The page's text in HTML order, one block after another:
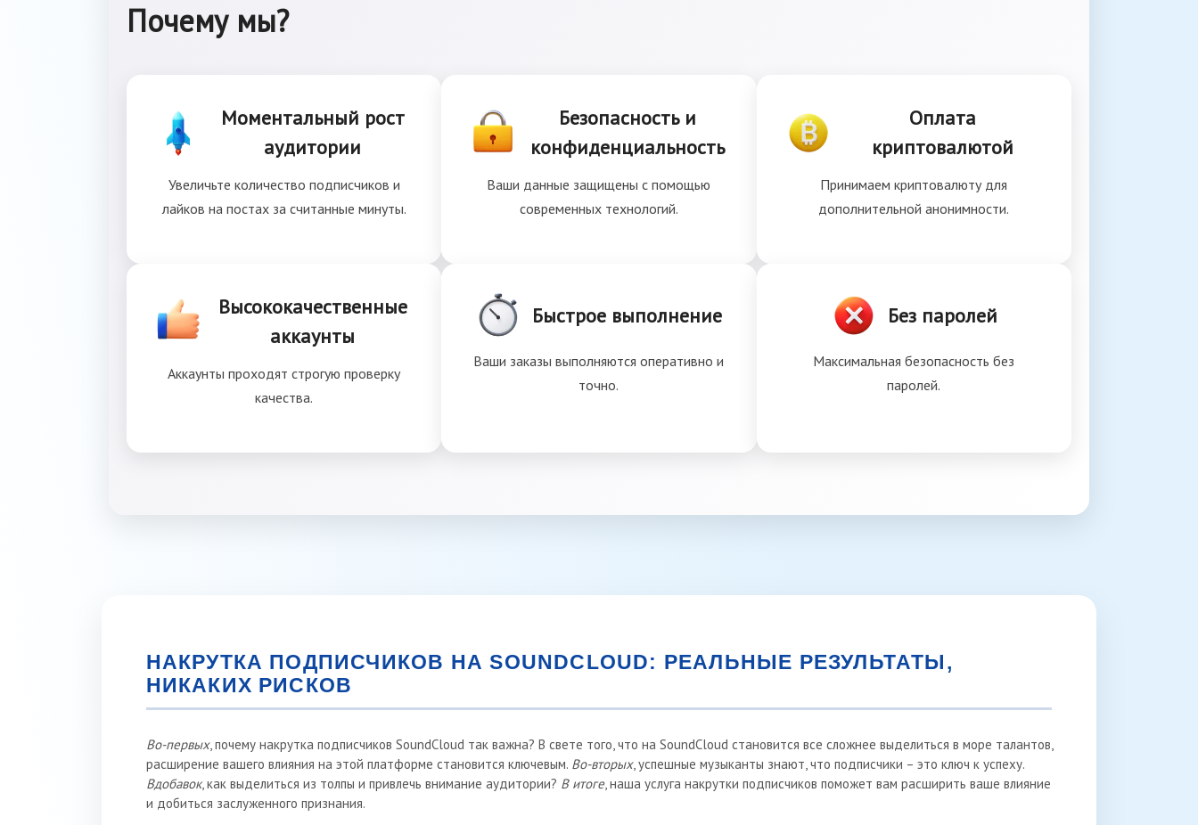
Почему мы?
Моментальный рост
аудитории
Увеличьте количество подписчиков и
лайков на постах за считанные минуты.
Безопасность и
конфиденциальность
Ваши данные защищены с помощью
современных технологий.
Оплата
криптовалютой
Принимаем криптовалюту для
дополнительной анонимности.
Высококачественные
аккаунты
Аккаунты проходят строгую проверку
качества.
Быстрое выполнение
Ваши заказы выполняются оперативно и
точно.
Без паролей
Максимальная безопасность без
паролей.
НАКРУТКА ПОДПИСЧИКОВ НА SOUNDCLOUD: РЕАЛЬНЫЕ РЕЗУЛЬТАТЫ,
НИКАКИХ РИСКОВ
Во-первых, почему накрутка подписчиков SoundCloud так важна? В свете того, что на SoundCloud становится все сложнее выделиться в море талантов,
расширение вашего влияния на этой платформе становится ключевым. Во-вторых, успешные музыканты знают, что подписчики – это ключ к успеху.
Вдобавок, как выделиться из толпы и привлечь внимание аудитории? В итоге, наша услуга накрутки подписчиков поможет вам расширить ваше влияние
и добиться заслуженного признания.